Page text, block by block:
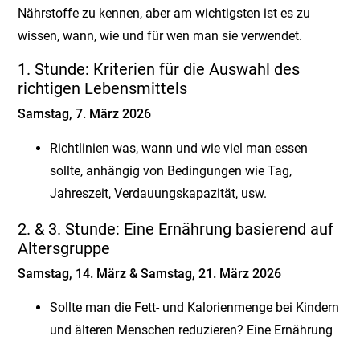
Nährstoffe zu kennen, aber am wichtigsten ist es zu
wissen, wann, wie und für wen man sie verwendet.
1. Stunde: Kriterien für die Auswahl des
richtigen Lebensmittels
Samstag, 7. März 2026
Richtlinien was, wann und wie viel man essen
sollte, anhängig von Bedingungen wie Tag,
Jahreszeit, Verdauungskapazität, usw.
2. & 3. Stunde: Eine Ernährung basierend auf
Altersgruppe
Samstag, 14. März & Samstag, 21. März 2026
Sollte man die Fett- und Kalorienmenge bei Kindern
und älteren Menschen reduzieren? Eine Ernährung